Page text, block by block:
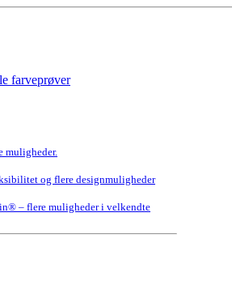
farveprøver
muligheder.
og flere designmuligheder
– flere muligheder i velkendte